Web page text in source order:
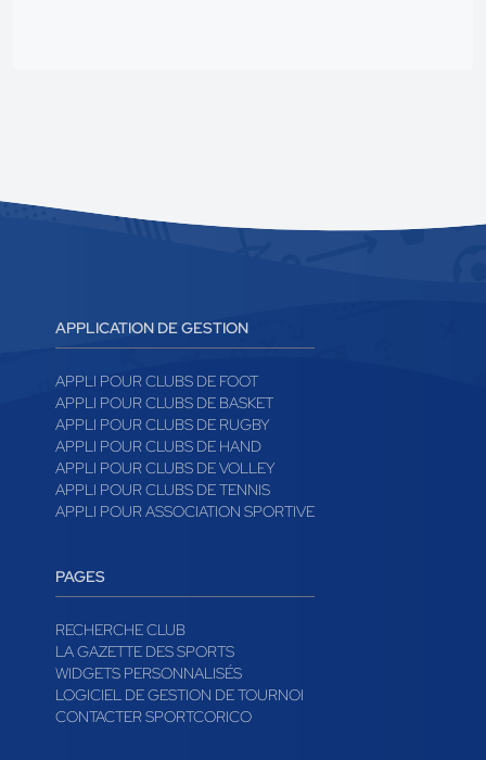
APPLICATION DE GESTION
APPLI POUR CLUBS DE FOOT
APPLI POUR CLUBS DE BASKET
APPLI POUR CLUBS DE RUGBY
APPLI POUR CLUBS DE HAND
APPLI POUR CLUBS DE VOLLEY
APPLI POUR CLUBS DE TENNIS
APPLI POUR ASSOCIATION SPORTIVE
PAGES
RECHERCHE CLUB
LA GAZETTE DES SPORTS
WIDGETS PERSONNALISÉS
LOGICIEL DE GESTION DE TOURNOI
CONTACTER SPORTCORICO